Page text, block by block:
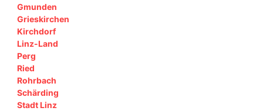
Gmunden
Grieskirchen
Kirchdorf
Linz-Land
Perg
Ried
Rohrbach
Schärding
Stadt Linz